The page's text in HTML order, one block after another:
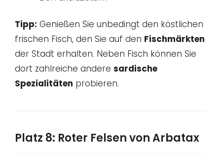
Tipp: Genießen Sie unbedingt den köstlichen
frischen Fisch, den Sie auf den Fischmärkten
der Stadt erhalten. Neben Fisch können Sie
dort zahlreiche andere sardische
Spezialitäten probieren.
Platz 8: Roter Felsen von Arbatax